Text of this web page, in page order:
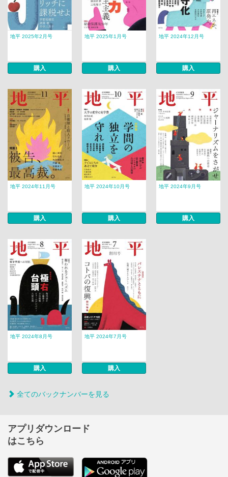
地平 2025年2月号
購入
地平 2025年1月号
購入
地平 2024年12月号
購入
地平 2024年11月号
購入
地平 2024年10月号
購入
地平 2024年9月号
購入
地平 2024年8月号
購入
地平 2024年7月号
購入
全てのバックナンバーを見る
アプリダウンロード
はこちら